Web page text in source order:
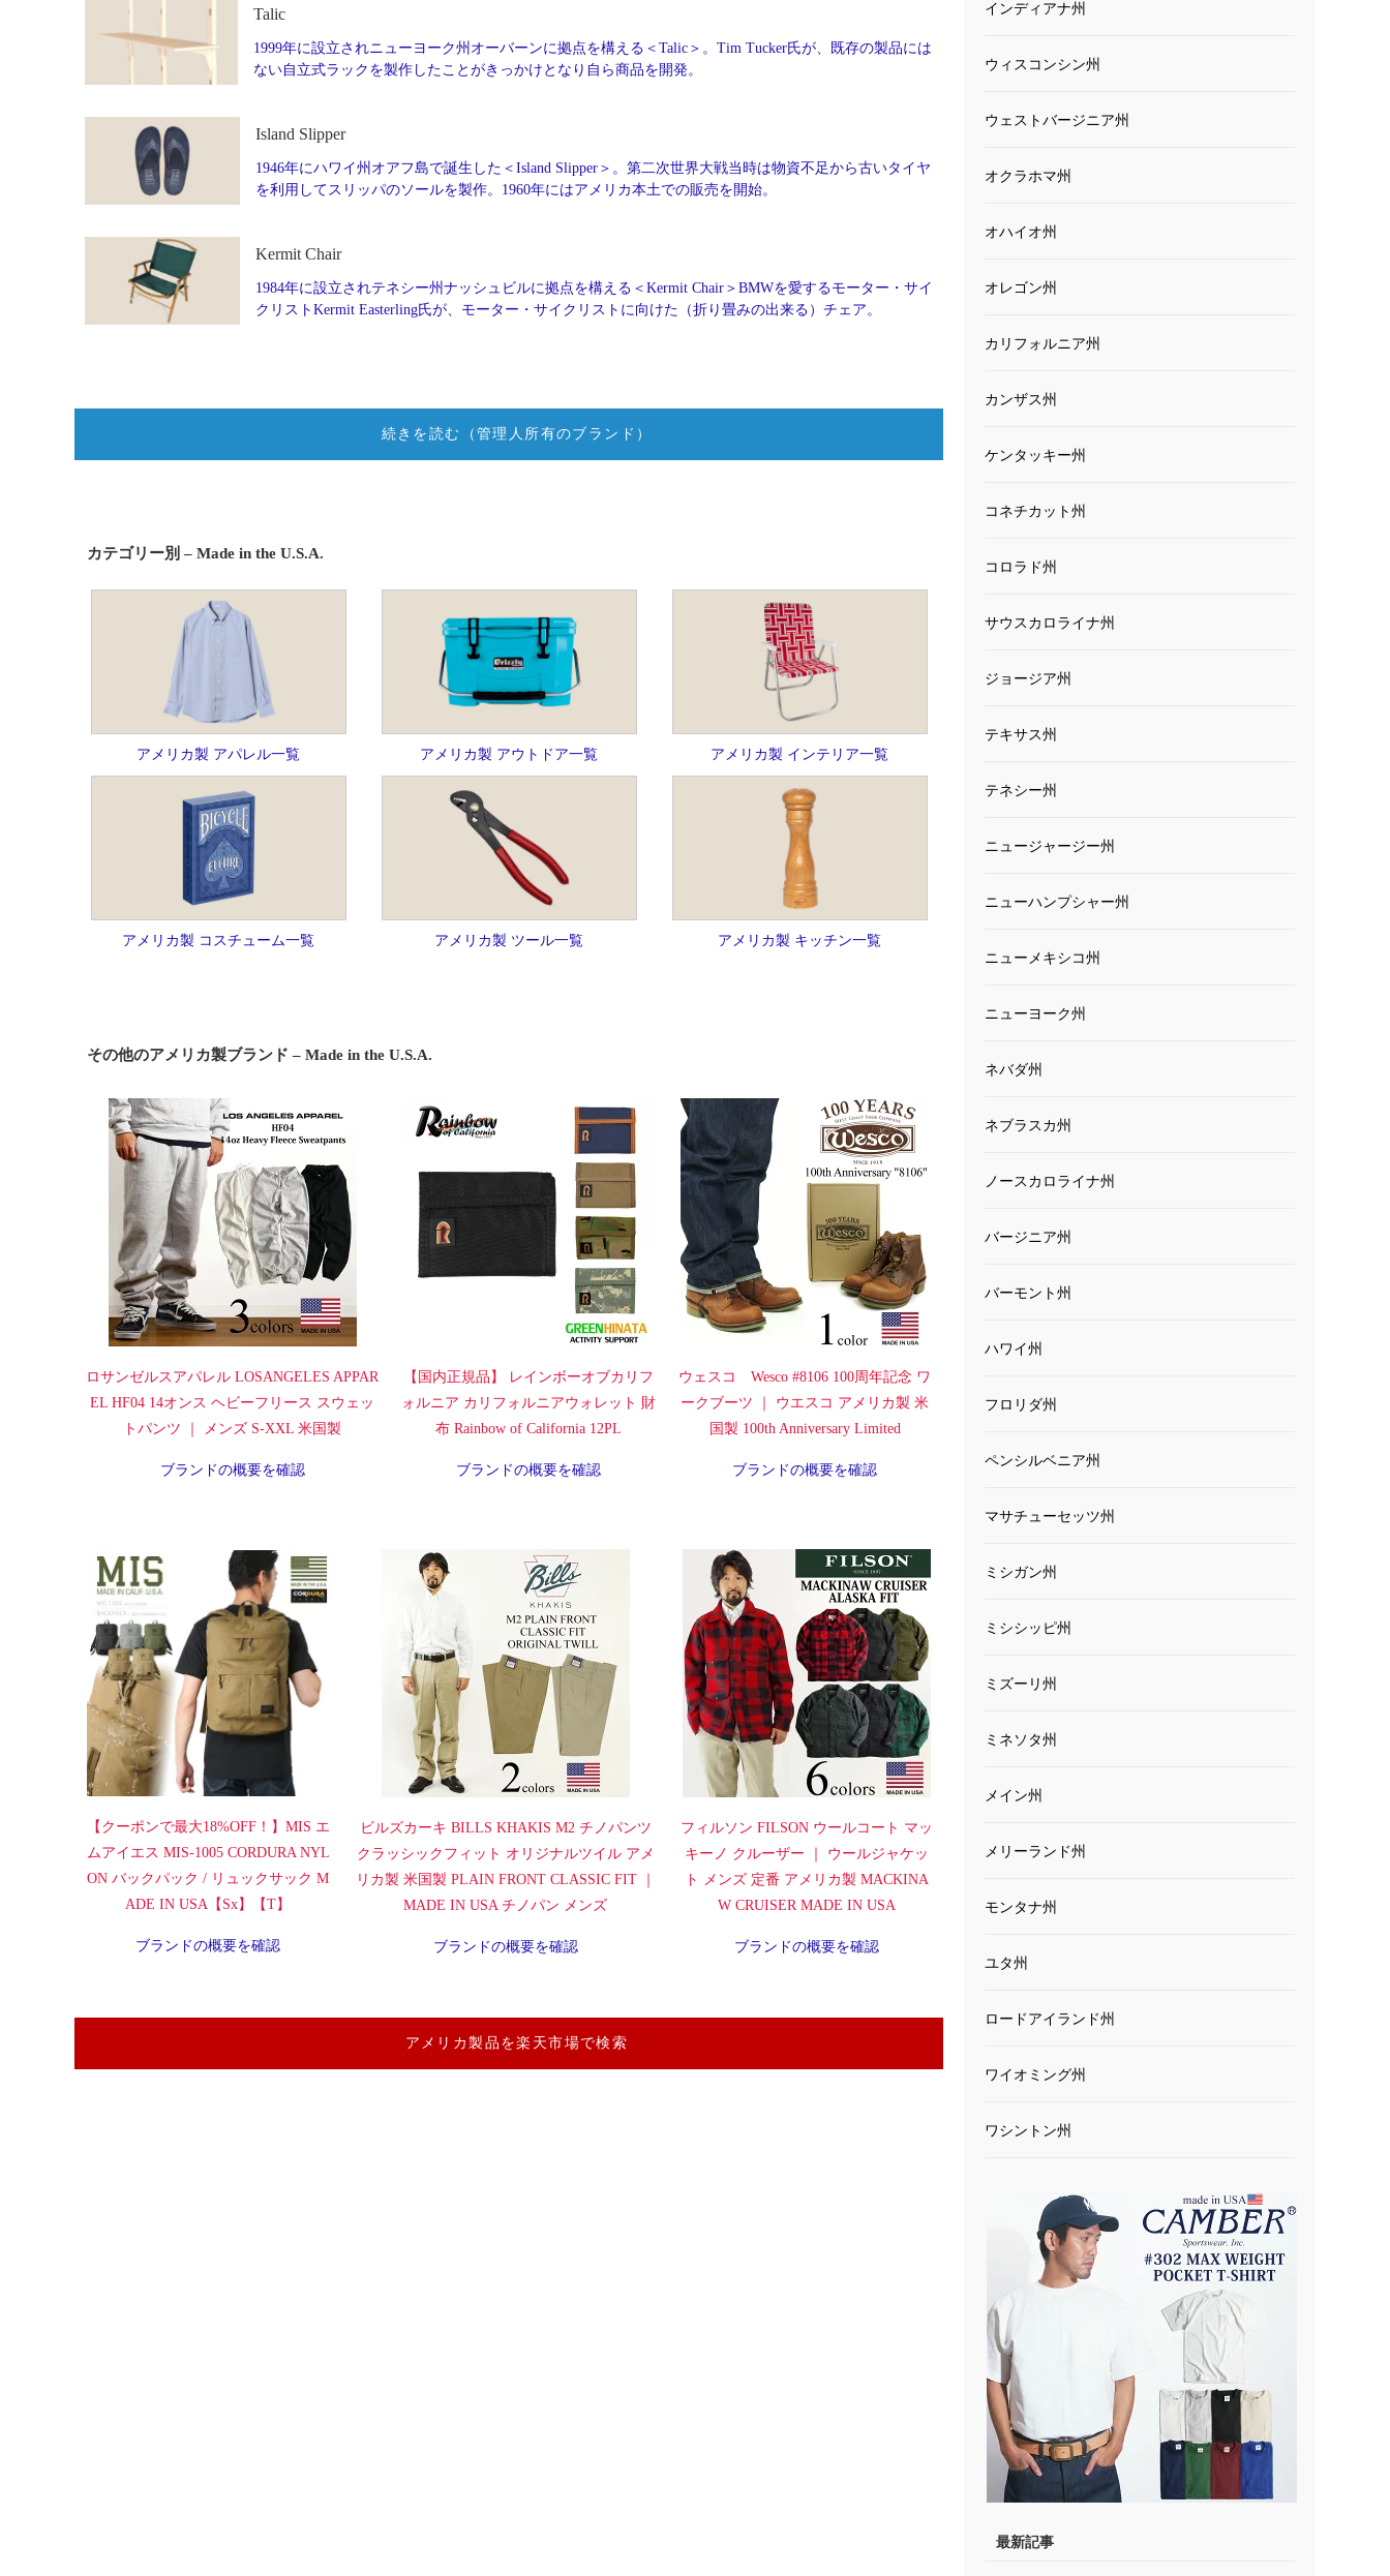
Talic
1999年に設立されニューヨーク州オーバーンに拠点を構える＜Talic＞。Tim Tucker氏が、既存の製品には
ない自立式ラックを製作したことがきっかけとなり自ら商品を開発。
Island Slipper
1946年にハワイ州オアフ島で誕生した＜Island Slipper＞。第二次世界大戦当時は物資不足から古いタイヤ
を利用してスリッパのソールを製作。1960年にはアメリカ本土での販売を開始。
Kermit Chair
1984年に設立されテネシー州ナッシュビルに拠点を構える＜Kermit Chair＞BMWを愛するモーター・サイ
クリストKermit Easterling氏が、モーター・サイクリストに向けた（折り畳みの出来る）チェア。
続きを読む（管理人所有のブランド）
カテゴリー別 – Made in the U.S.A.
アメリカ製 アパレル一覧 アメリカ製 アウトドア一覧 アメリカ製 インテリア一覧
アメリカ製 コスチューム一覧 アメリカ製 ツール一覧 アメリカ製 キッチン一覧
その他のアメリカ製ブランド – Made in the U.S.A.
ロサンゼルスアパレル LOSANGELES APPAR
EL HF04 14オンス ヘビーフリース スウェッ
トパンツ ｜ メンズ S-XXL 米国製
ブランドの概要を確認
【国内正規品】 レインボーオブカリフ
ォルニア カリフォルニアウォレット 財
布 Rainbow of California 12PL
ブランドの概要を確認
ウェスコ Wesco #8106 100周年記念 ワ
ークブーツ ｜ ウエスコ アメリカ製 米
国製 100th Anniversary Limited
ブランドの概要を確認
【クーポンで最大18%OFF！】MIS エ
ムアイエス MIS-1005 CORDURA NYL
ON バックパック / リュックサック M
ADE IN USA【Sx】【T】
ブランドの概要を確認
ビルズカーキ BILLS KHAKIS M2 チノパンツ
クラッシックフィット オリジナルツイル アメ
リカ製 米国製 PLAIN FRONT CLASSIC FIT ｜
MADE IN USA チノパン メンズ
ブランドの概要を確認
フィルソン FILSON ウールコート マッ
キーノ クルーザー ｜ ウールジャケッ
ト メンズ 定番 アメリカ製 MACKINA
W CRUISER MADE IN USA
ブランドの概要を確認
アメリカ製品を楽天市場で検索
インディアナ州
ウィスコンシン州
ウェストバージニア州
オクラホマ州
オハイオ州
オレゴン州
カリフォルニア州
カンザス州
ケンタッキー州
コネチカット州
コロラド州
サウスカロライナ州
ジョージア州
テキサス州
テネシー州
ニュージャージー州
ニューハンプシャー州
ニューメキシコ州
ニューヨーク州
ネバダ州
ネブラスカ州
ノースカロライナ州
バージニア州
バーモント州
ハワイ州
フロリダ州
ペンシルベニア州
マサチューセッツ州
ミシガン州
ミシシッピ州
ミズーリ州
ミネソタ州
メイン州
メリーランド州
モンタナ州
ユタ州
ロードアイランド州
ワイオミング州
ワシントン州
最新記事